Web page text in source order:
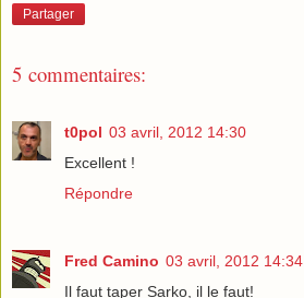
Partager
5 commentaires:
t0pol 03 avril, 2012 14:30
Excellent !
Répondre
Fred Camino 03 avril, 2012 14:34
Il faut taper Sarko, il le faut!